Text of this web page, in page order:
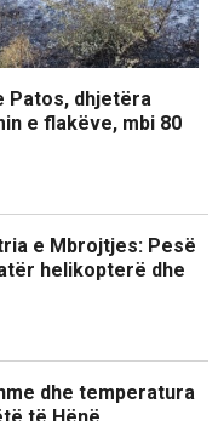
Patos, dhjetëra
e flakëve, mbi 80
e Mbrojtjes: Pesë
helikopterë dhe
dhe temperatura
të Hënë